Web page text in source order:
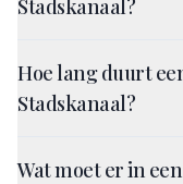
Stadskanaal?
Hoe lang duurt
Stadskanaal?
Wat moet er in een